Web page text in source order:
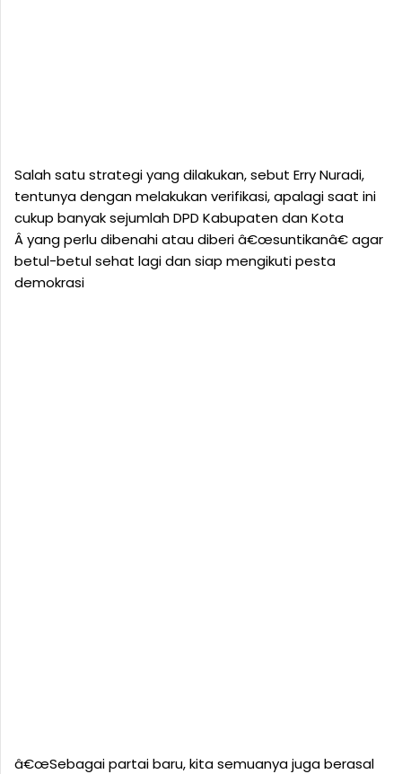
Salah satu strategi yang dilakukan, sebut Erry Nuradi,
tentunya dengan melakukan verifikasi, apalagi saat ini
cukup banyak sejumlah DPD Kabupaten dan Kota
Â yang perlu dibenahi atau diberi â€œsuntikanâ€ agar
betul-betul sehat lagi dan siap mengikuti pesta
demokrasi
â€œSebagai partai baru, kita semuanya juga berasal